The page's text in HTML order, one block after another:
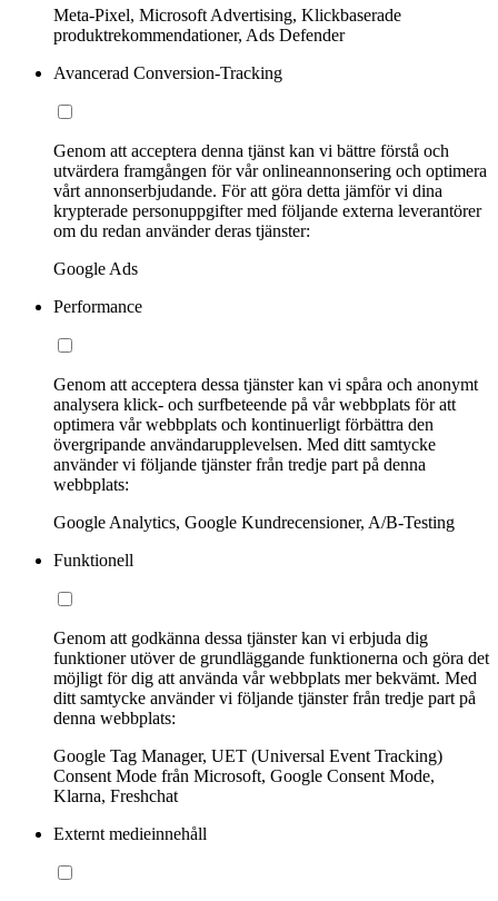
Meta-Pixel, Microsoft Advertising, Klickbaserade
produktrekommendationer, Ads Defender
Avancerad Conversion-Tracking
Genom att acceptera denna tjänst kan vi bättre förstå och
utvärdera framgången för vår onlineannonsering och optimera
vårt annonserbjudande. För att göra detta jämför vi dina
krypterade personuppgifter med följande externa leverantörer
om du redan använder deras tjänster:
Google Ads
Performance
Genom att acceptera dessa tjänster kan vi spåra och anonymt
analysera klick- och surfbeteende på vår webbplats för att
optimera vår webbplats och kontinuerligt förbättra den
övergripande användarupplevelsen. Med ditt samtycke
använder vi följande tjänster från tredje part på denna
webbplats:
Google Analytics, Google Kundrecensioner, A/B-Testing
Funktionell
Genom att godkänna dessa tjänster kan vi erbjuda dig
funktioner utöver de grundläggande funktionerna och göra det
möjligt för dig att använda vår webbplats mer bekvämt. Med
ditt samtycke använder vi följande tjänster från tredje part på
denna webbplats:
Google Tag Manager, UET (Universal Event Tracking)
Consent Mode från Microsoft, Google Consent Mode,
Klarna, Freshchat
Externt medieinnehåll